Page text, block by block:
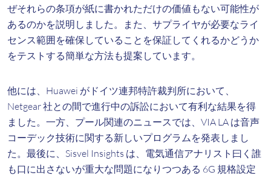
ぜそれらの条項が紙に書かれただけの価値もない可能性が
あるのか​​を説明しました。また、サプライヤが必要なライ
センス範囲を確保していることを保証してくれるかどうか
をテストする簡単な方法も提案しています。
他には、Huawei がドイツ連邦特許裁判所において、
Netgear 社との間で進行中の訴訟において有利な結果を得
ました。一方、プール関連のニュースでは、VIA LA は音声
コーデック技術に関する新しいプログラムを発表しまし
た。最後に、Sisvel Insights は、電気通信アナリスト曰く誰
も口に出さないが重大な問題になりつつある 6G 規格設定